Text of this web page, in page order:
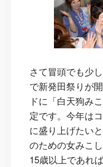
さて冒頭でも少
で新発田祭りが
ドに「白天狗み
定です。今年は
に盛り上げたい
のための女みこ
15歳以上であれ